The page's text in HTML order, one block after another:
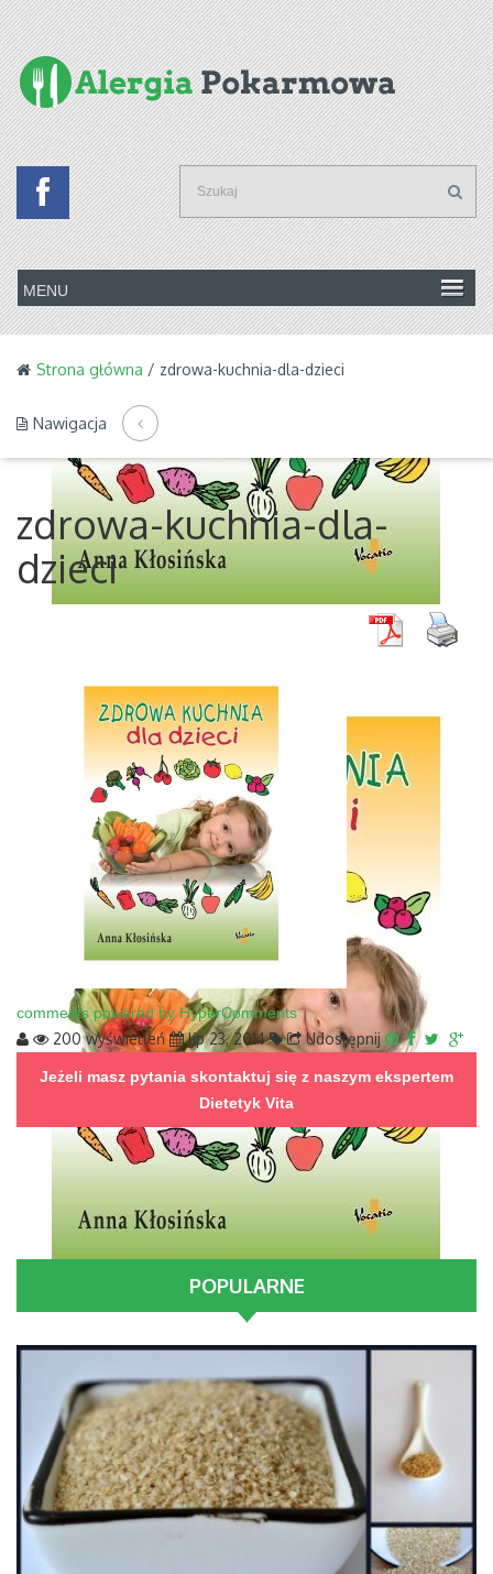
Strona główna / zdrowa-kuchnia-dla-dzieci
Nawigacja
zdrowa-kuchnia-dla-
dzieci
comments powered by HyperComments
200 wyświetleń lip 23, 2014 Udostępnij
Jeżeli masz pytania skontaktuj się z naszym ekspertem
Dietetyk Vita
POPULARNE